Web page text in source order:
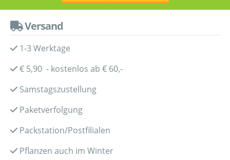
Versand
1-3 Werktage
€ 5,90 - kostenlos ab € 60,-
Samstagszustellung
Paketverfolgung
Packstation/Postfilialen
Pflanzen auch im Winter